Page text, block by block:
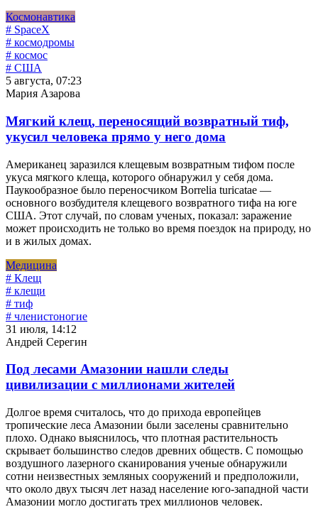
Космонавтика
# SpaceX
# космодромы
# космос
# США
5 августа, 07:23
Мария Азарова
Мягкий клещ, переносящий возвратный тиф,
укусил человека прямо у него дома
Американец заразился клещевым возвратным тифом после
укуса мягкого клеща, которого обнаружил у себя дома.
Паукообразное было переносчиком Borrelia turicatae —
основного возбудителя клещевого возвратного тифа на юге
США. Этот случай, по словам ученых, показал: заражение
может происходить не только во время поездок на природу, но
и в жилых домах.
Медицина
# Клещ
# клещи
# тиф
# членистоногие
31 июля, 14:12
Андрей Серегин
Под лесами Амазонии нашли следы
цивилизации с миллионами жителей
Долгое время считалось, что до прихода европейцев
тропические леса Амазонии были заселены сравнительно
плохо. Однако выяснилось, что плотная растительность
скрывает большинство следов древних обществ. С помощью
воздушного лазерного сканирования ученые обнаружили
сотни неизвестных земляных сооружений и предположили,
что около двух тысяч лет назад население юго-западной части
Амазонии могло достигать трех миллионов человек.